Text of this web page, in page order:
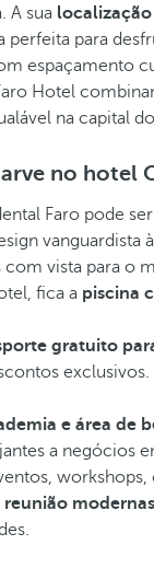
A sua
para
espaçamento
Hotel
na capital
no hotel
Faro pode
vanguardista
vista para o
fica a piscina
gratuito
exclusivos.
e área de
a negócios